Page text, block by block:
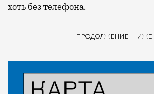
хоть без телефона.
ПРОДОЛЖЕНИЕ НИЖЕ